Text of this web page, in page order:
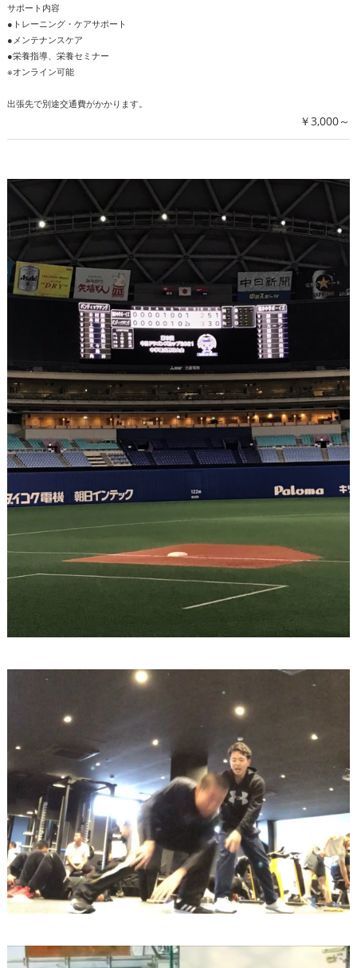
サポート内容
●トレーニング・ケアサポート
●メンテナンスケア
●栄養指導、栄養セミナー
※オンライン可能
出張先で別途交通費がかかります。
￥3,000～